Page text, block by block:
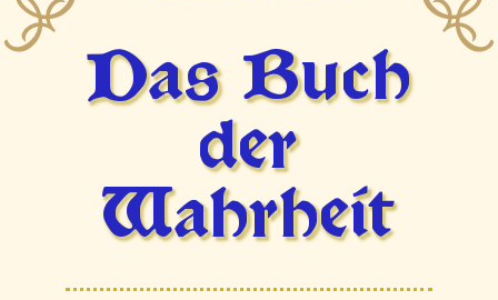
Das Buch
der
Wahrheit